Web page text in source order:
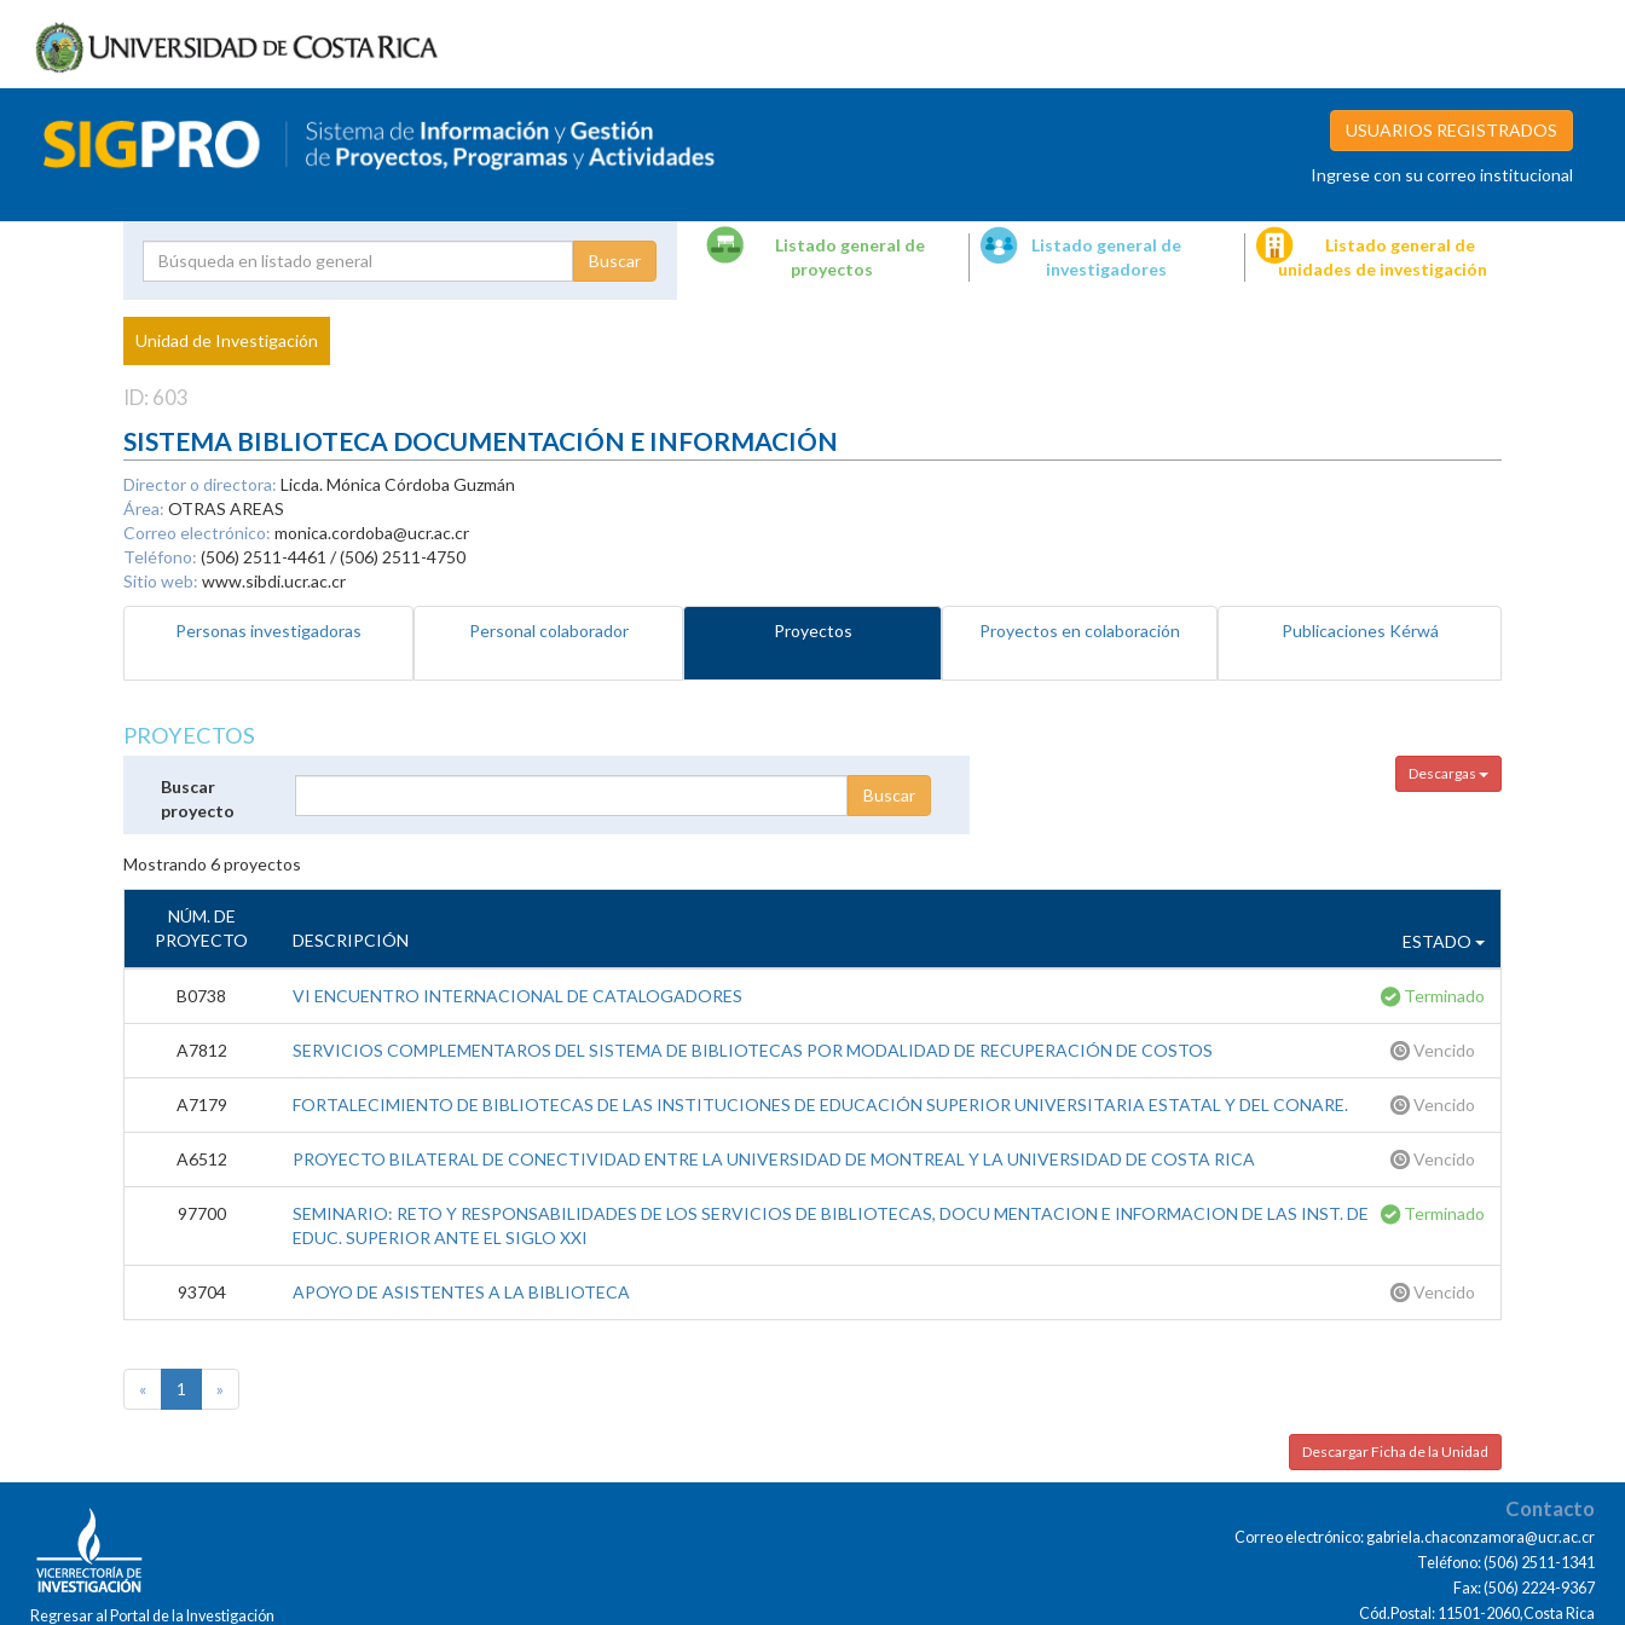
USUARIOS REGISTRADOS
Ingrese con su correo institucional
Proyecto
Investigador
Listado general de
proyectos
Listado general de
investigadores
Listado general de
unidades de investigación
Unidad de Investigación
ID: 603
SISTEMA BIBLIOTECA DOCUMENTACIÓN E INFORMACIÓN
Director o directora: Licda. Mónica Córdoba Guzmán
Área: OTRAS AREAS
Correo electrónico: monica.cordoba@ucr.ac.cr
Teléfono: (506) 2511-4461 / (506) 2511-4750
Sitio web: www.sibdi.ucr.ac.cr
Personas investigadoras Personal colaborador Proyectos Proyectos en colaboración Publicaciones Kérwá
PROYECTOS
Descargas
Buscar
proyecto
Mostrando 6proyectos
NÚM. DE
PROYECTO
DESCRIPCIÓN ESTADO
B0738 VI ENCUENTRO INTERNACIONAL DE CATALOGADORES Terminado
A7812 SERVICIOS COMPLEMENTAROS DEL SISTEMA DE BIBLIOTECAS POR MODALIDAD DE RECUPERACIÓN DE COSTOS Vencido
A7179 FORTALECIMIENTO DE BIBLIOTECAS DE LAS INSTITUCIONES DE EDUCACIÓN SUPERIOR UNIVERSITARIA ESTATAL Y DEL CONARE. Vencido
A6512 PROYECTO BILATERAL DE CONECTIVIDAD ENTRE LA UNIVERSIDAD DE MONTREAL Y LA UNIVERSIDAD DE COSTA RICA Vencido
97700
SEMINARIO: RETO Y RESPONSABILIDADES DE LOS SERVICIOS DE BIBLIOTECAS, DOCU MENTACION E INFORMACION DE LAS INST. DE
EDUC. SUPERIOR ANTE EL SIGLO XXI
Terminado
93704 APOYO DE ASISTENTES A LA BIBLIOTECA Vencido
« 1 »
Descargar Ficha de la Unidad
Regresar al Portal de la Investigación
Contacto
Correo electrónico: gabriela.chaconzamora@ucr.ac.cr
Teléfono: (506) 2511-1341
Fax: (506) 2224-9367
Cód.Postal: 11501-2060,Costa Rica